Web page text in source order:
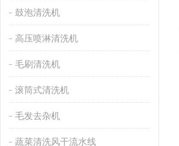
鼓泡清洗机
高压喷淋清洗机
毛刷清洗机
滚筒式清洗机
毛发去杂机
蔬菜清洗风干流水线